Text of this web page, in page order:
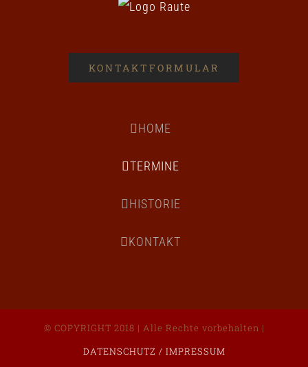
KONTAKTFORMULAR
HOME
TERMINE
HISTORIE
KONTAKT
© COPYRIGHT 2018 | Alle Rechte vorbehalten |
DATENSCHUTZ / IMPRESSUM